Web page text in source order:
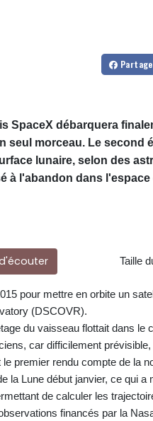
SpaceX débarquera
seul morceau. Le second
lunaire, selon des
à l'abandon dans
Taille
pour mettre en orbite un
(DSCOVR).
du vaisseau flottait dans le
car difficilement
premier rendu compte de la
la Lune début janvier, ce qui a
de calculer les
financés par la